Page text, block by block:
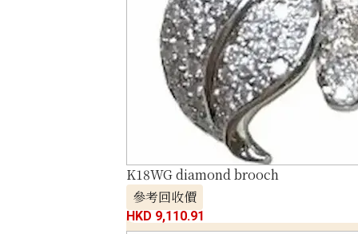
K18WG diamond brooch
參考回收價
HKD 9,110.91